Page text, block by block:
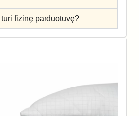
turi fizinę parduotuvę?